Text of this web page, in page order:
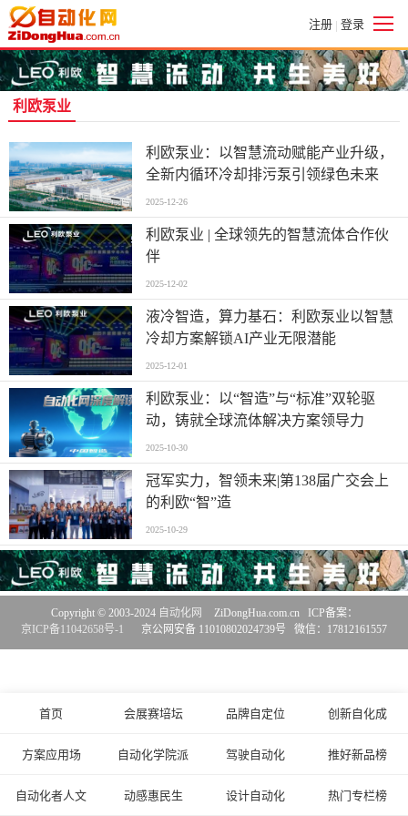
注册 | 登录
利欧泵业
利欧泵业：以智慧流动赋能产业升级，
全新内循环冷却排污泵引领绿色未来
2025-12-26
利欧泵业 | 全球领先的智慧流体合作伙
伴
2025-12-02
液冷智造，算力基石：利欧泵业以智慧
冷却方案解锁AI产业无限潜能
2025-12-01
利欧泵业：以“智造”与“标准”双轮驱
动，铸就全球流体解决方案领导力
2025-10-30
冠军实力，智领未来|第138届广交会上
的利欧“智”造
2025-10-29
首页 会展赛培坛 品牌自定位 创新自化成
方案应用场 自动化学院派 驾驶自动化 推好新品榜
自动化者人文 动感惠民生 设计自动化 热门专栏榜
Copyright © 2003-2024 自动化网
ZiDongHua.com.cn ICP备案：
京ICP备11042658号-1
京公网安备 11010802024739号 微信：17812161557